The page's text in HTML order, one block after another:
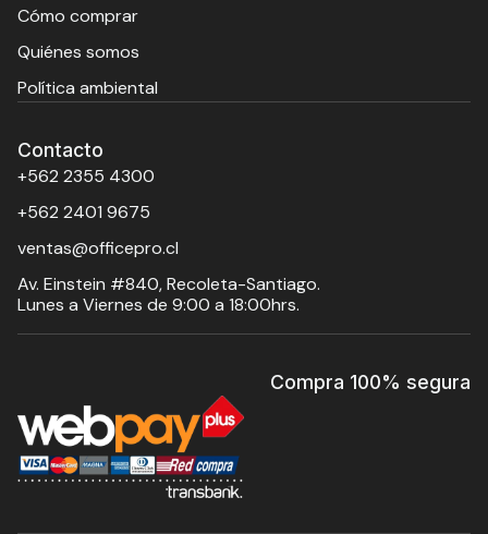
Cómo comprar
Quiénes somos
Política ambiental
Contacto
+562 2355 4300
+562 2401 9675
ventas@officepro.cl
Av. Einstein #840, Recoleta-Santiago.
Lunes a Viernes de 9:00 a 18:00hrs.
Compra 100% segura